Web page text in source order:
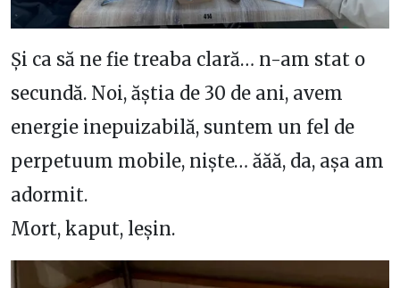
Și ca să ne fie treaba clară… n-am stat o
secundă. Noi, ăștia de 30 de ani, avem
energie inepuizabilă, suntem un fel de
perpetuum mobile, niște… ăăă, da, așa am
adormit.
Mort, kaput, leșin.